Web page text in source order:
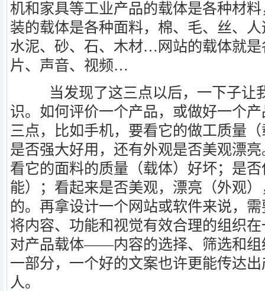
机和家具等工业产品的载体是各种材
装的载体是各种面料，棉、毛、丝、
水泥、砂、石、木材…网站的载体就
片、声音、视频…
当发现了这三点以后，一下子让我
识。如何评价一个产品，或做好一个
三点，比如手机，要看它的做工质量
是否强大好用，还有外观是否美观漂
看它的面料的质量（载体）好坏；是
能）；看起来是否美观，漂亮（外观
的。再拿设计一个网站或软件来说，
将内容、功能和视觉有效合理的组织
对产品载体——内容的选择、筛选和组
一部分，一个好的文案也许更能传达
人。